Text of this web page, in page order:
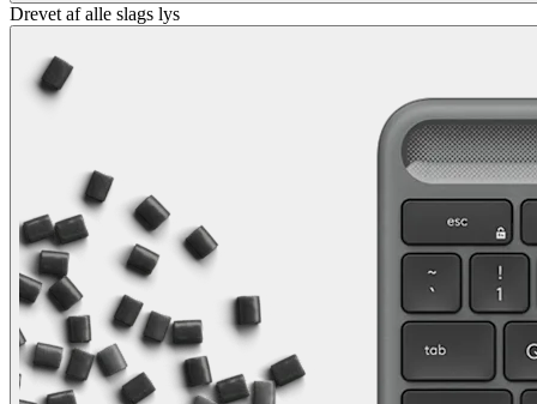
Drevet af alle slags lys